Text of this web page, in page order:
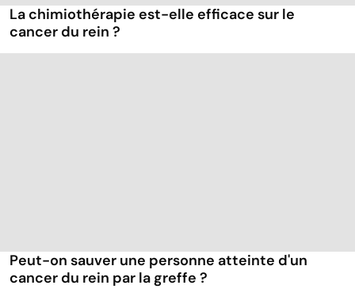
La chimiothérapie est-elle efficace sur le
cancer du rein ?
Peut-on sauver une personne atteinte d'un
cancer du rein par la greffe ?